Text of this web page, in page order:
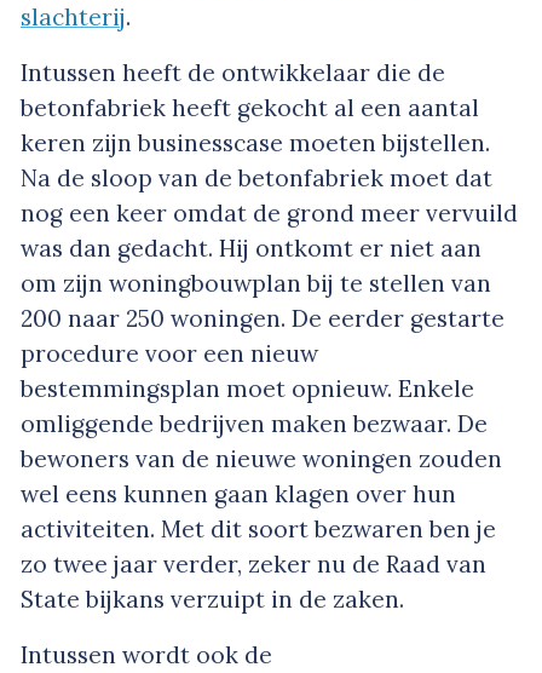
slachterij.
Intussen heeft de ontwikkelaar die de
betonfabriek heeft gekocht al een aantal
keren zijn businesscase moeten bijstellen.
Na de sloop van de betonfabriek moet dat
nog een keer omdat de grond meer vervuild
was dan gedacht. Hij ontkomt er niet aan
om zijn woningbouwplan bij te stellen van
200 naar 250 woningen. De eerder gestarte
procedure voor een nieuw
bestemmingsplan moet opnieuw. Enkele
omliggende bedrijven maken bezwaar. De
bewoners van de nieuwe woningen zouden
wel eens kunnen gaan klagen over hun
activiteiten. Met dit soort bezwaren ben je
zo twee jaar verder, zeker nu de Raad van
State bijkans verzuipt in de zaken.
Intussen wordt ook de